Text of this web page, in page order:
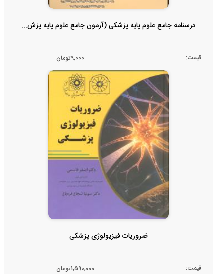
درسنامه جامع علوم پایه پزشکی (آزمون جامع علوم پایه پزش...
قیمت: 9,000تومان
ضروریات فیزیولوژی پزشکی
قیمت: 1,590,000تومان